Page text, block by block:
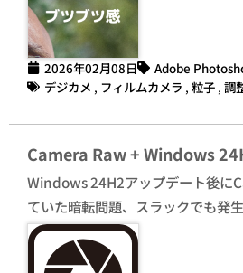
2026年02月08日
Adobe
デジカメ , フィルムカメラ , 粒子 , 調
Camera Raw + Windows
Windows 24H2アップデート後に
ていた暗転問題、スラックでも発生